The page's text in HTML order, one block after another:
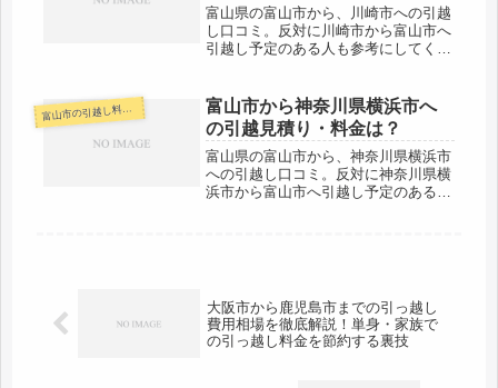
富山県の富山市から、川崎市への引越
し口コミ。反対に川崎市から富山市へ
引越し予定のある人も参考にしてくだ
ので料金は高めになります。心配な人
は早めに見積りを複数社からもらう...
富山市の引越し料金・代金相場・見積り情報
富山市から神奈川県横浜市へ
の引越見積り・料金は？
富山県の富山市から、神奈川県横浜市
への引越し口コミ。反対に神奈川県横
浜市から富山市へ引越し予定のある人
大阪市から鹿児島市までの引っ越し
費用相場を徹底解説！単身・家族で
の引っ越し料金を節約する裏技